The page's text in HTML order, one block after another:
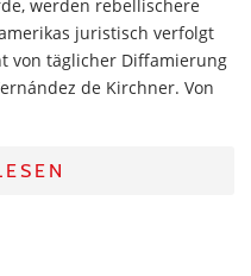
werden rebellischere
juristisch verfolgt
von täglicher Diffamierung
de Kirchner. Von